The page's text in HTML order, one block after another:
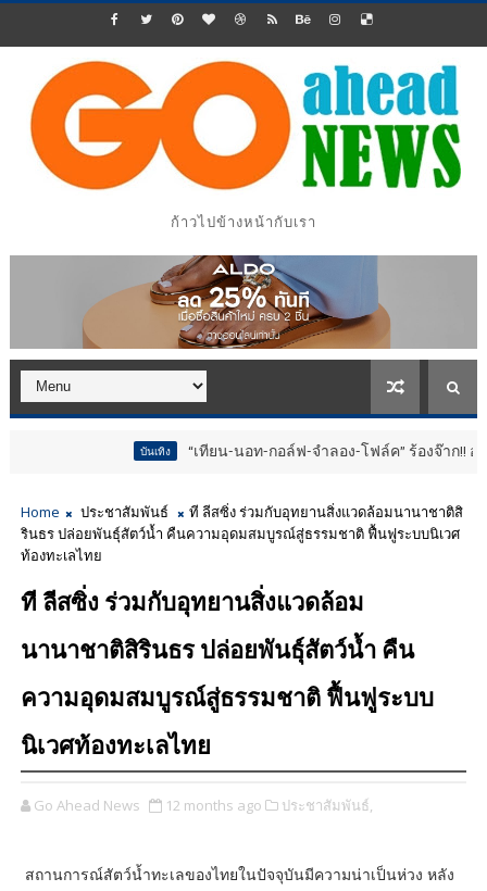
ก้าวไปข้างหน้ากับเรา
“เทียน-นอท-กอล์ฟ-จำลอง-โฟล์ค” ร้องจ๊าก!! อุปกรณ์ม่วนจ
Home ประชาสัมพันธ์
ที ลีสซิ่ง ร่วมกับอุทยานสิ่งแวดล้อมนานาชาติสิ
รินธร ปล่อยพันธุ์สัตว์น้ำ คืนความอุดมสมบูรณ์สู่ธรรมชาติ ฟื้นฟูระบบนิเวศ
ท้องทะเลไทย
ที ลีสซิ่ง ร่วมกับอุทยานสิ่งแวดล้อม
นานาชาติสิรินธร ปล่อยพันธุ์สัตว์น้ำ คืน
ความอุดมสมบูรณ์สู่ธรรมชาติ ฟื้นฟูระบบ
นิเวศท้องทะเลไทย
Go Ahead News 12 months ago ประชาสัมพันธ์,
สถานการณ์สัตว์น้ำทะเลของไทยในปัจจุบันมีความน่าเป็นห่วง หลัง